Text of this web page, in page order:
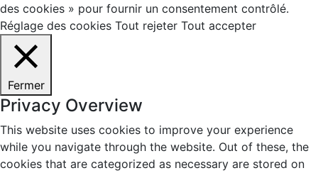
des cookies » pour fournir un consentement contrôlé.
Réglage des cookies Tout rejeter Tout accepter
Fermer
Privacy Overview
This website uses cookies to improve your experience
while you navigate through the website. Out of these, the
cookies that are categorized as necessary are stored on